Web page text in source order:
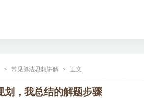
常见算法思想讲解 正文
划，我总结的解题步骤